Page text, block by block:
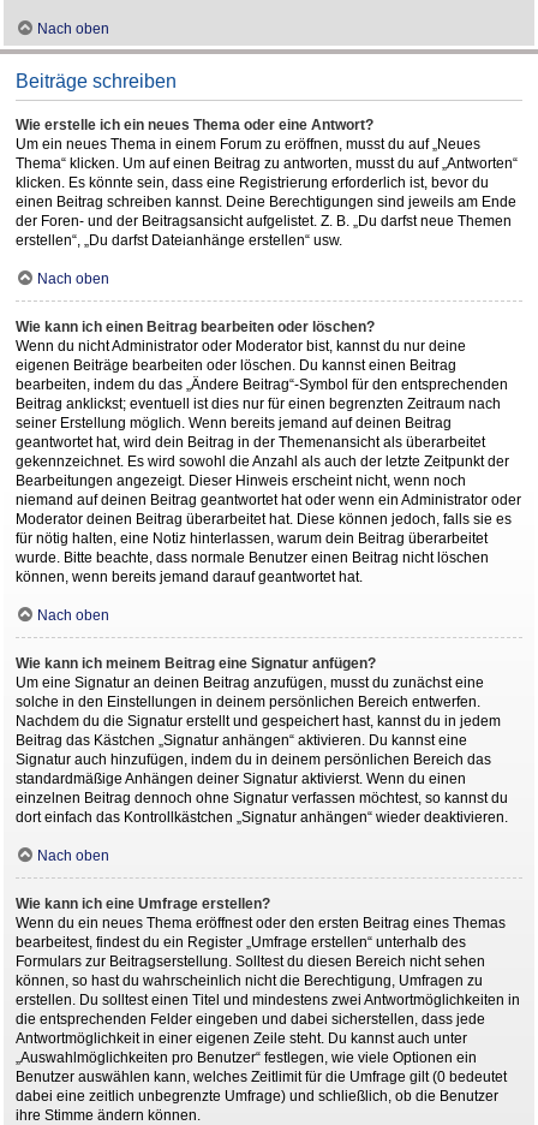
Nach oben
Beiträge schreiben
Wie erstelle ich ein neues Thema oder eine Antwort?
Um ein neues Thema in einem Forum zu eröffnen, musst du auf „Neues
Thema“ klicken. Um auf einen Beitrag zu antworten, musst du auf „Antworten“
klicken. Es könnte sein, dass eine Registrierung erforderlich ist, bevor du
einen Beitrag schreiben kannst. Deine Berechtigungen sind jeweils am Ende
der Foren- und der Beitragsansicht aufgelistet. Z. B. „Du darfst neue Themen
erstellen“, „Du darfst Dateianhänge erstellen“ usw.
Nach oben
Wie kann ich einen Beitrag bearbeiten oder löschen?
Wenn du nicht Administrator oder Moderator bist, kannst du nur deine
eigenen Beiträge bearbeiten oder löschen. Du kannst einen Beitrag
bearbeiten, indem du das „Ändere Beitrag“-Symbol für den entsprechenden
Beitrag anklickst; eventuell ist dies nur für einen begrenzten Zeitraum nach
seiner Erstellung möglich. Wenn bereits jemand auf deinen Beitrag
geantwortet hat, wird dein Beitrag in der Themenansicht als überarbeitet
gekennzeichnet. Es wird sowohl die Anzahl als auch der letzte Zeitpunkt der
Bearbeitungen angezeigt. Dieser Hinweis erscheint nicht, wenn noch
niemand auf deinen Beitrag geantwortet hat oder wenn ein Administrator oder
Moderator deinen Beitrag überarbeitet hat. Diese können jedoch, falls sie es
für nötig halten, eine Notiz hinterlassen, warum dein Beitrag überarbeitet
wurde. Bitte beachte, dass normale Benutzer einen Beitrag nicht löschen
können, wenn bereits jemand darauf geantwortet hat.
Nach oben
Wie kann ich meinem Beitrag eine Signatur anfügen?
Um eine Signatur an deinen Beitrag anzufügen, musst du zunächst eine
solche in den Einstellungen in deinem persönlichen Bereich entwerfen.
Nachdem du die Signatur erstellt und gespeichert hast, kannst du in jedem
Beitrag das Kästchen „Signatur anhängen“ aktivieren. Du kannst eine
Signatur auch hinzufügen, indem du in deinem persönlichen Bereich das
standardmäßige Anhängen deiner Signatur aktivierst. Wenn du einen
einzelnen Beitrag dennoch ohne Signatur verfassen möchtest, so kannst du
dort einfach das Kontrollkästchen „Signatur anhängen“ wieder deaktivieren.
Nach oben
Wie kann ich eine Umfrage erstellen?
Wenn du ein neues Thema eröffnest oder den ersten Beitrag eines Themas
bearbeitest, findest du ein Register „Umfrage erstellen“ unterhalb des
Formulars zur Beitragserstellung. Solltest du diesen Bereich nicht sehen
können, so hast du wahrscheinlich nicht die Berechtigung, Umfragen zu
erstellen. Du solltest einen Titel und mindestens zwei Antwortmöglichkeiten in
die entsprechenden Felder eingeben und dabei sicherstellen, dass jede
Antwortmöglichkeit in einer eigenen Zeile steht. Du kannst auch unter
„Auswahlmöglichkeiten pro Benutzer“ festlegen, wie viele Optionen ein
Benutzer auswählen kann, welches Zeitlimit für die Umfrage gilt (0 bedeutet
dabei eine zeitlich unbegrenzte Umfrage) und schließlich, ob die Benutzer
ihre Stimme ändern können.